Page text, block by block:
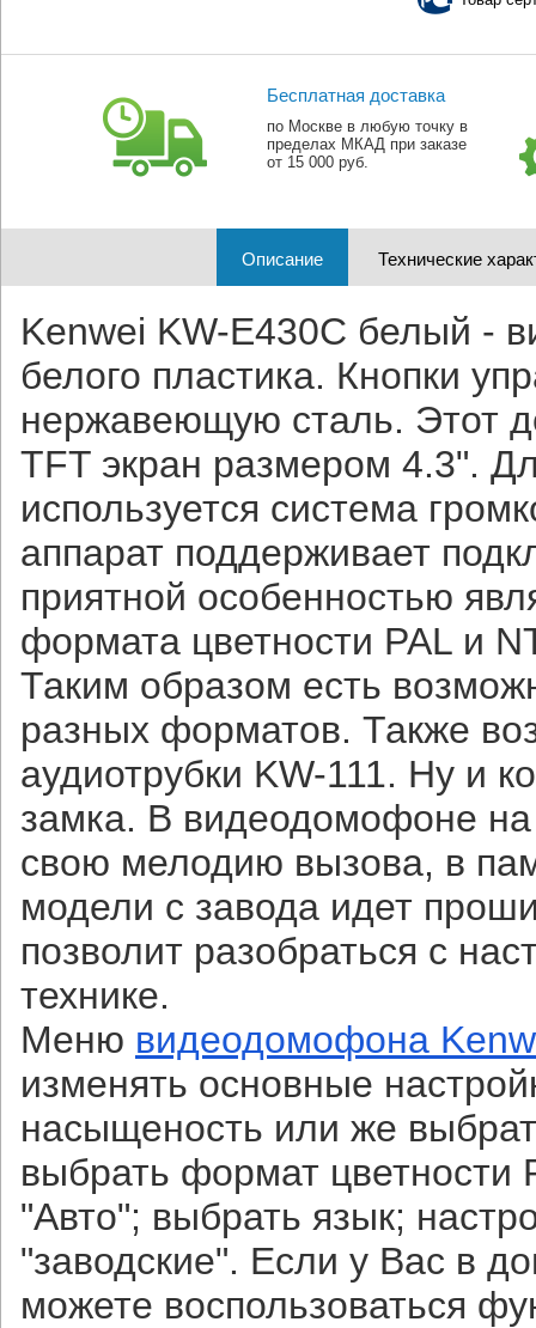
Бесплатная доставка
по Москве в любую точку в
пределах МКАД при заказе
от 15 000 руб.
Описание Технические
Kenwei KW-E430C белый -
белого пластика. Кнопки
нержавеющую сталь. Этот
TFT экран размером 4.3".
используется система
аппарат поддерживает
приятной особенностью
формата цветности PAL и
Таким образом есть
разных форматов. Также
аудиотрубки KW-111. Ну и
замка. В видеодомофоне
свою мелодию вызова, в
модели с завода идет
позволит разобраться с
технике.
Меню видеодомофона
изменять основные
насыщеность или же
выбрать формат цветности
"Авто"; выбрать язык;
"заводские". Если у Вас в
можете воспользоваться